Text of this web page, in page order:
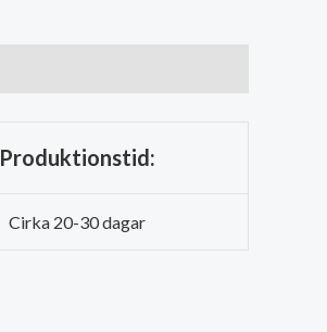
Produktionstid:
Cirka 20-30 dagar